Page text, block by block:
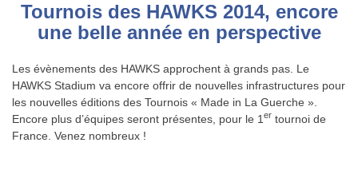
Tournois des HAWKS 2014, encore
une belle année en perspective
Les évènements des HAWKS approchent à grands pas. Le
HAWKS Stadium va encore offrir de nouvelles infrastructures pour
les nouvelles éditions des Tournois « Made in La Guerche ».
Encore plus d’équipes seront présentes, pour le 1 er tournoi de
France. Venez nombreux !